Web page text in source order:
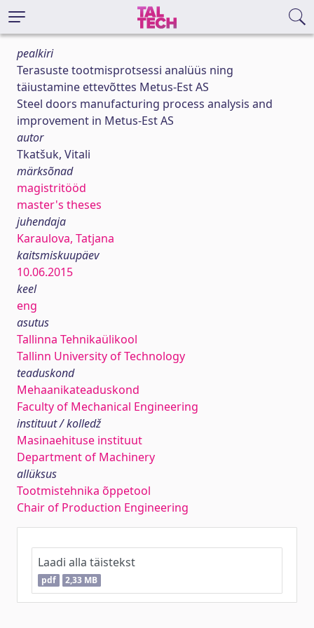
pealkiri
Terasuste tootmisprotsessi analüüs ning
täiustamine ettevõttes Metus-Est AS
Steel doors manufacturing process analysis and
improvement in Metus-Est AS
autor
Tkatšuk, Vitali
märksõnad
magistritööd
master's theses
juhendaja
Karaulova, Tatjana
kaitsmiskuupäev
10.06.2015
keel
eng
asutus
Tallinna Tehnikaülikool
Tallinn University of Technology
teaduskond
Mehaanikateaduskond
Faculty of Mechanical Engineering
instituut / kolledž
Masinaehituse instituut
Department of Machinery
allüksus
Tootmistehnika õppetool
Chair of Production Engineering
Laadi alla täistekst
pdf 2,33 MB